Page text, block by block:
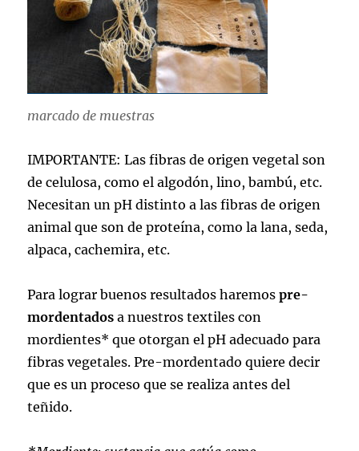
marcado de muestras
IMPORTANTE: Las fibras de origen vegetal son
de celulosa, como el algodón, lino, bambú, etc.
Necesitan un pH distinto a las fibras de origen
animal que son de proteína, como la lana, seda,
alpaca, cachemira, etc.
Para lograr buenos resultados haremospre-
mordentados a nuestros textiles con
mordientes* que otorgan el pH adecuado para
fibras vegetales. Pre-mordentado quiere decir
que es un proceso que se realiza antes del
teñido.